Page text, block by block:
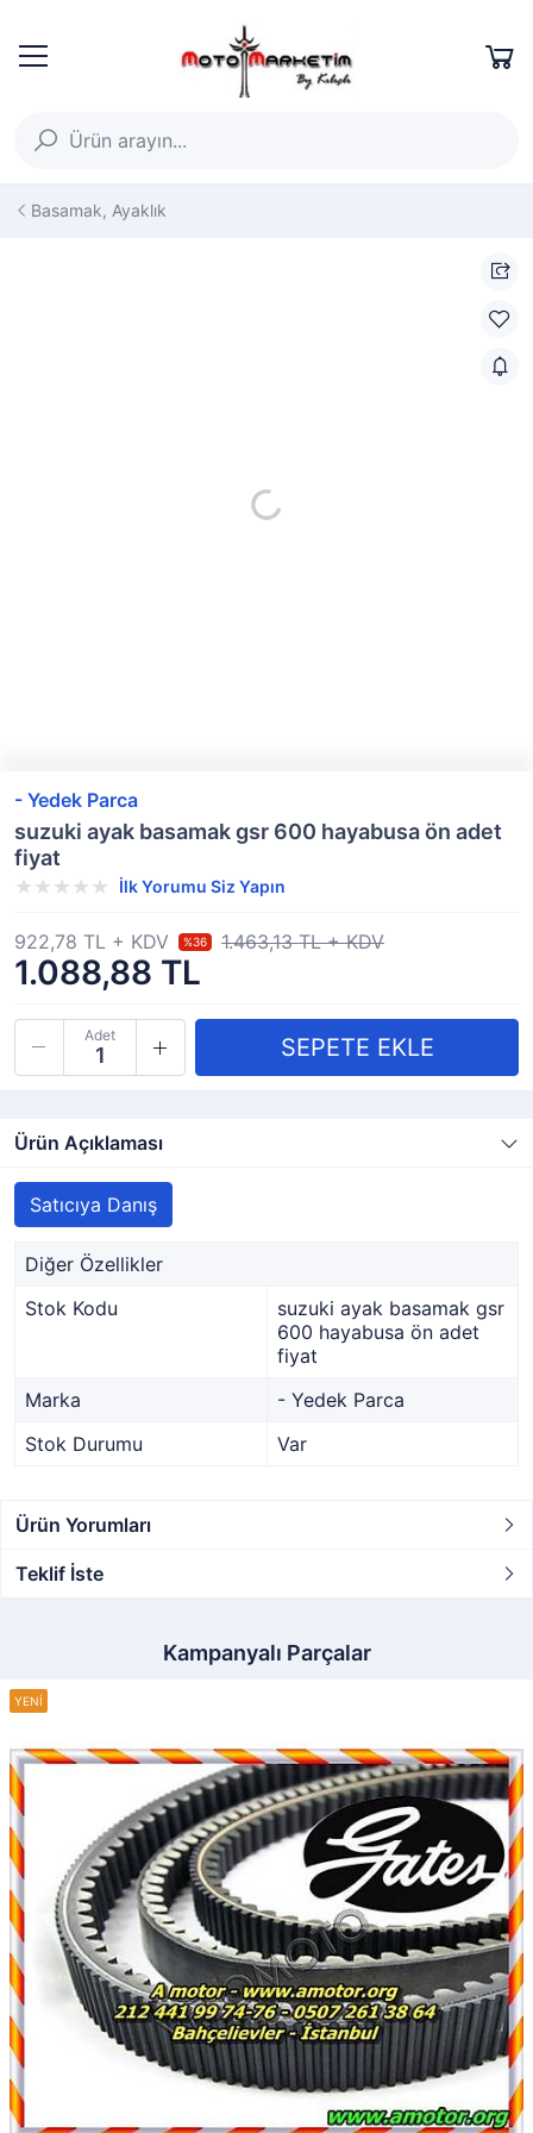
Basamak, Ayaklık
- Yedek Parca
suzuki ayak basamak gsr 600 hayabusa ön adet
fiyat
İlk Yorumu Siz Yapın
1.088,88 TL
922,78 TL + KDV %36 1.463,13 TL + KDV
Adet
Ürün Açıklaması
Satıcıya Danış
Diğer Özellikler
Stok Kodu
suzuki ayak basamak gsr
600 hayabusa ön adet
fiyat
Marka
- Yedek Parca
Stok Durumu
Var
Ürün Yorumları
Teklif İste
Kampanyalı Parçalar